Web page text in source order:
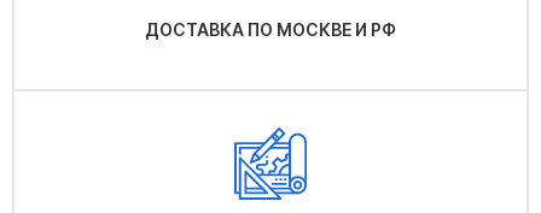
ДОСТАВКА ПО МОСКВЕ И РФ